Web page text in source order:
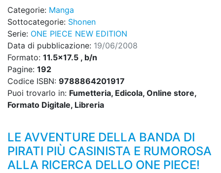
Categorie: Manga
Sottocategorie: Shonen
Serie: ONE PIECE NEW EDITION
Data di pubblicazione: 19/06/2008
Formato: 11.5x17.5 , b/n
Pagine: 192
Codice ISBN: 9788864201917
Puoi trovarlo in: Fumetteria, Edicola, Online store,
Formato Digitale, Libreria
LE AVVENTURE DELLA BANDA DI
PIRATI PIÙ CASINISTA E RUMOROSA
ALLA RICERCA DELLO ONE PIECE!